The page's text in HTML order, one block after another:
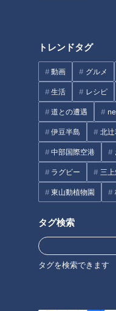
トレンドタグ
動画 グルメ
生活 レシピ
道との遭遇
伊豆半島 北
中部国際空港
ラグビー 三
東山動植物園
タグ検索
タグを検索できます
作り方
1 むきえびは、背に切り
み、片栗粉小さじ1をも
白ワインで下味をつける
2 玉ねぎ、にんにくは
3 パンはカリッとする
をふる。
5 フライパンにオリー
にく、玉ねぎ、塩二つま
いたら、1、白ワイン、